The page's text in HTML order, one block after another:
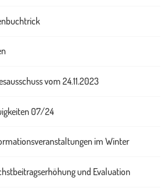
vom 24.11.2023
07/24
im Winter
und Evaluation